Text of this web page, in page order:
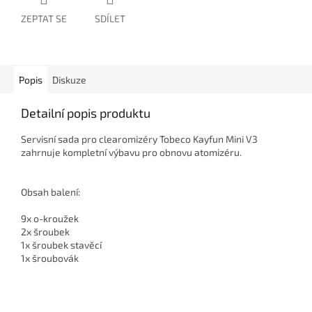
ZEPTAT SE SDÍLET
Popis Diskuze
Detailní popis produktu
Servisní sada pro clearomizéry Tobeco Kayfun Mini V3
zahrnuje kompletní výbavu pro obnovu atomizéru.
Obsah balení:
9x o-kroužek
2x šroubek
1x šroubek stavěcí
1x šroubovák